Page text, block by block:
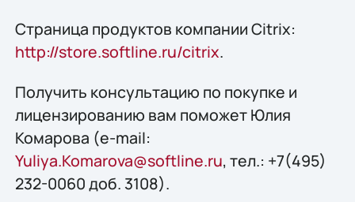
Страница продуктов компании Citrix:
http://store.softline.ru/citrix.
Получить консультацию по покупке и
лицензированию вам поможет Юлия
Комарова (e-mail:
Yuliya.Komarova@softline.ru, тел.: +7(495)
232-0060 доб. 3108).